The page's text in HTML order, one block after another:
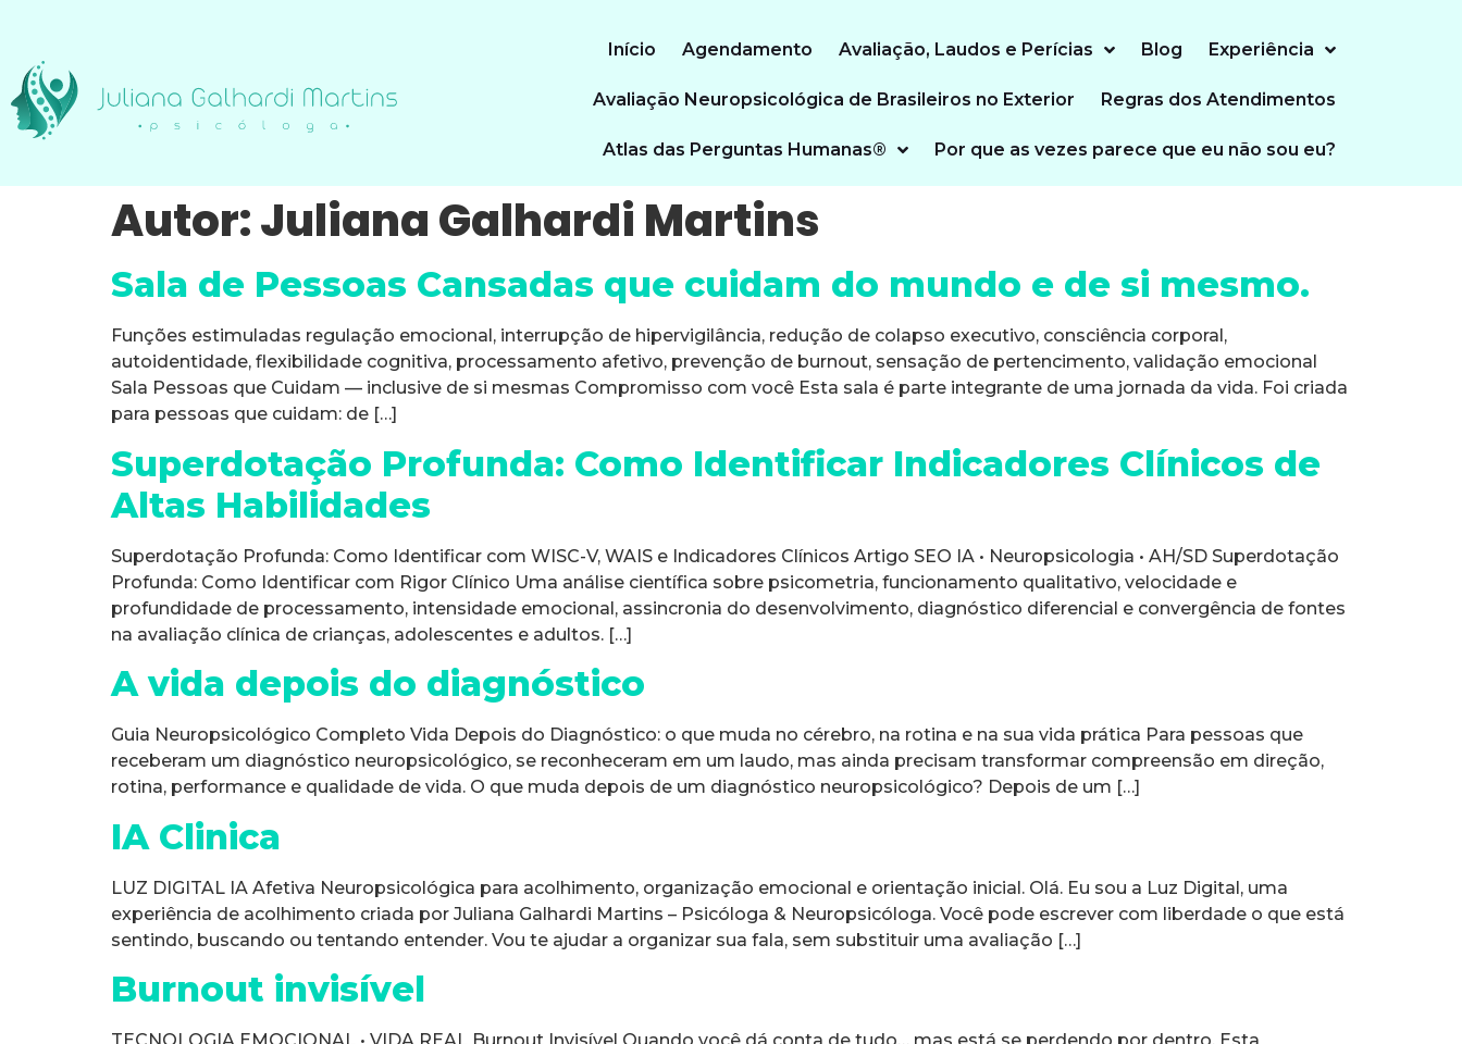
Início Agendamento Avaliação, Laudos e Perícias Blog Experiência
Avaliação Neuropsicológica de Brasileiros no Exterior Regras dos Atendimentos
Atlas das Perguntas Humanas® Por que as vezes parece que eu não sou eu?
Autor:Juliana Galhardi Martins
Sala de Pessoas Cansadas que cuidam do mundo e de si mesmo.
Funções estimuladas regulação emocional, interrupção de hipervigilância, redução de colapso executivo, consciência corporal,
autoidentidade, flexibilidade cognitiva, processamento afetivo, prevenção de burnout, sensação de pertencimento, validação emocional
Sala Pessoas que Cuidam — inclusive de si mesmas Compromisso com você Esta sala é parte integrante de uma jornada da vida. Foi criada
para pessoas que cuidam: de […]
Superdotação Profunda: Como Identificar Indicadores Clínicos de
Altas Habilidades
Superdotação Profunda: Como Identificar com WISC-V, WAIS e Indicadores Clínicos Artigo SEO IA • Neuropsicologia • AH/SD Superdotação
Profunda: Como Identificar com Rigor Clínico Uma análise científica sobre psicometria, funcionamento qualitativo, velocidade e
profundidade de processamento, intensidade emocional, assincronia do desenvolvimento, diagnóstico diferencial e convergência de fontes
na avaliação clínica de crianças, adolescentes e adultos. […]
A vida depois do diagnóstico
Guia Neuropsicológico Completo Vida Depois do Diagnóstico: o que muda no cérebro, na rotina e na sua vida prática Para pessoas que
receberam um diagnóstico neuropsicológico, se reconheceram em um laudo, mas ainda precisam transformar compreensão em direção,
rotina, performance e qualidade de vida. O que muda depois de um diagnóstico neuropsicológico? Depois de um […]
IA Clinica
LUZ DIGITAL IA Afetiva Neuropsicológica para acolhimento, organização emocional e orientação inicial. Olá. Eu sou a Luz Digital, uma
experiência de acolhimento criada por Juliana Galhardi Martins – Psicóloga & Neuropsicóloga. Você pode escrever com liberdade o que está
sentindo, buscando ou tentando entender. Vou te ajudar a organizar sua fala, sem substituir uma avaliação […]
Burnout invisível